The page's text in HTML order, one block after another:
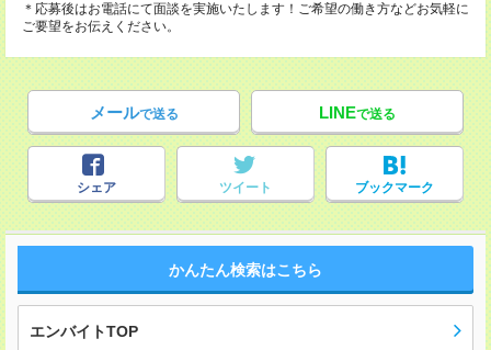
＊応募後はお電話にて面談を実施いたします！ご希望の働き方などお気軽に
ご要望をお伝えください。
メールで送る LINEで送る
シェア ツイート ブックマーク
かんたん検索はこちら
エンバイトTOP